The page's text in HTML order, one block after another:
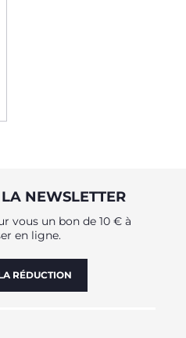
NEWSLETTER
vous un bon de 10 € à
en ligne.
RÉDUCTION